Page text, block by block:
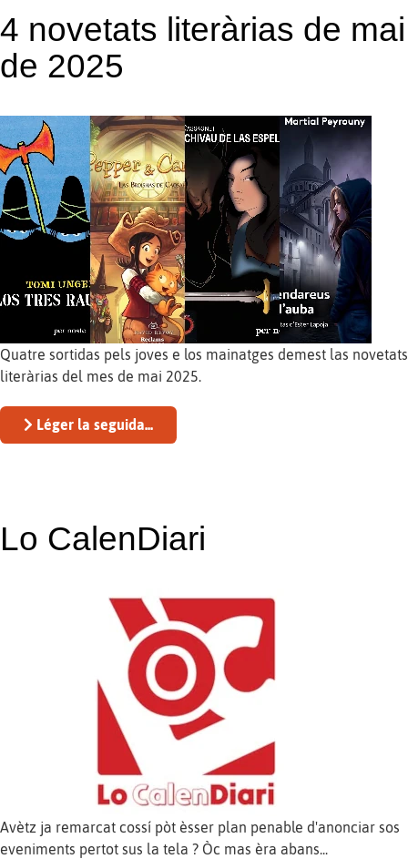
4 novetats literàrias de mai
de 2025
Quatre sortidas pels joves e los mainatges demest las novetats
literàrias del mes de mai 2025.
Léger la seguida...
Lo CalenDiari
Avètz ja remarcat cossí pòt èsser plan penable d'anonciar sos
eveniments pertot sus la tela ? Òc mas èra abans...